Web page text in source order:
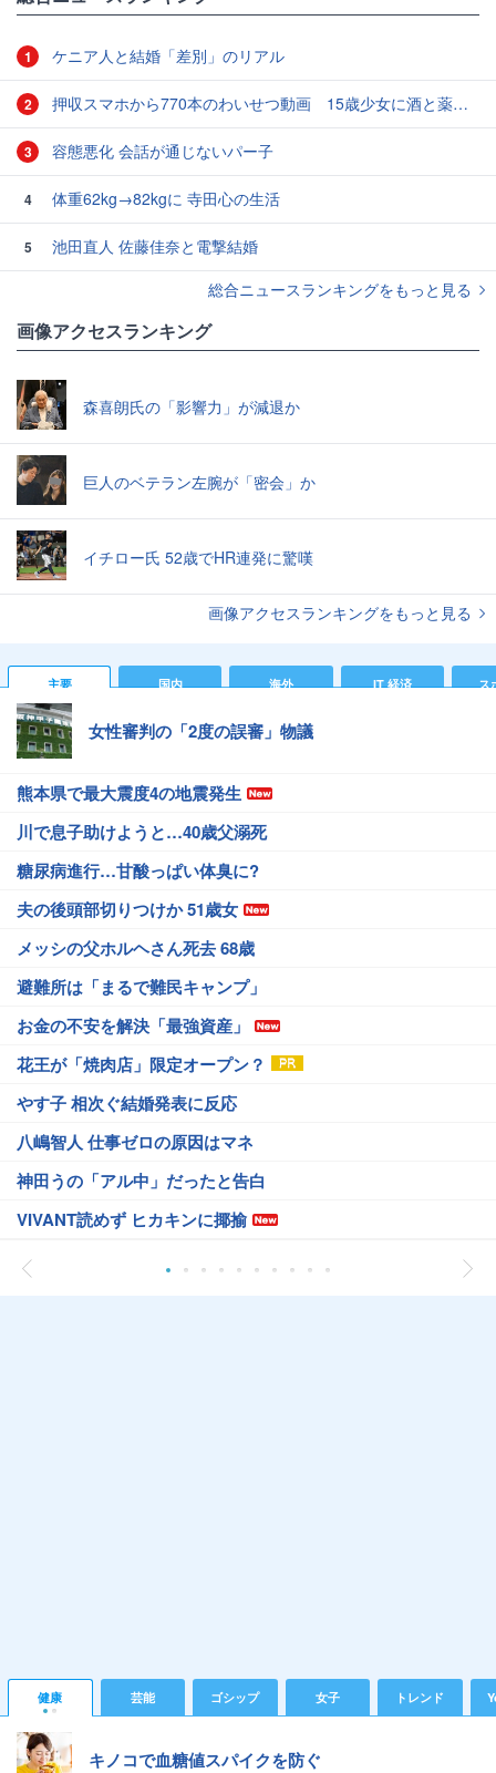
1 ケニア人と結婚「差別」のリアル
2 押収スマホから770本のわいせつ動画 15歳少女に酒と薬飲ませ性的暴行か 54歳男を再逮捕 「薬もありますよ」とSNSで誘い出し
3 容態悪化 会話が通じないパー子
4 体重62kg→82kgに 寺田心の生活
5
池田直人 佐藤佳奈と電撃結婚
総合ニュースランキングをもっと見る
画像アクセスランキング
森喜朗氏の「影響力」が減退か
巨人のベテラン左腕が「密会」か
イチロー氏 52歳でHR連発に驚嘆
画像アクセスランキングをもっと見る
主要 国内 海外 IT 経済 ス
女性審判の「2度の誤審」物議
熊本県で最大震度4の地震発生
川で息子助けようと…40歳父溺死
糖尿病進行…甘酸っぱい体臭に?
夫の後頭部切りつけか 51歳女
メッシの父ホルヘさん死去 68歳
避難所は「まるで難民キャンプ」
お金の不安を解決「最強資産」
花王が「焼肉店」限定オープン？
やす子 相次ぐ結婚発表に反応
八嶋智人 仕事ゼロの原因はマネ
神田うの「アル中」だったと告白
VIVANT読めず ヒカキンに揶揄
健康 芸能 ゴシップ 女子 トレンド
キノコで血糖値スパイクを防ぐ